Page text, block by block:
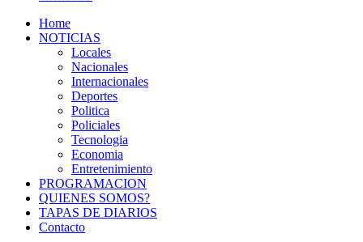
Home
NOTICIAS
Locales
Nacionales
Internacionales
Deportes
Politica
Policiales
Tecnologia
Economia
Entretenimiento
PROGRAMACION
QUIENES SOMOS?
TAPAS DE DIARIOS
Contacto